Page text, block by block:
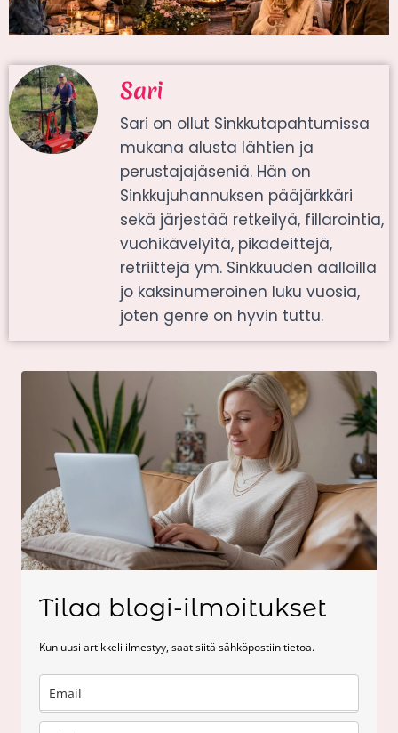
Sari
Sari on ollut Sinkkutapahtumissa
mukana alusta lähtien ja
perustajajäseniä. Hän on
Sinkkujuhannuksen pääjärkkäri
sekä järjestää retkeilyä, fillarointia,
vuohikävelyitä, pikadeittejä,
retriittejä ym. Sinkkuuden aalloilla
jo kaksinumeroinen luku vuosia,
joten genre on hyvin tuttu.
Tilaa blogi-ilmoitukset
Kun uusi artikkeli ilmestyy, saat siitä sähköpostiin tietoa.